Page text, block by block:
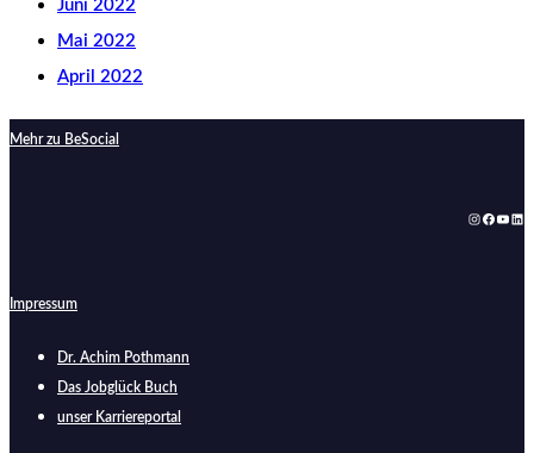
Juni 2022
Mai 2022
April 2022
Mehr zu BeSocial
Impressum
Dr. Achim Pothmann
Das Jobglück Buch
unser Karriereportal